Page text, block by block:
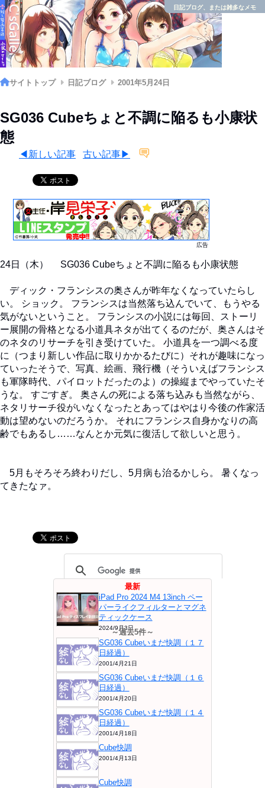
日記ブログ、または雑多なメモ
サイトトップ 日記ブログ 2001年5月24日
SG036 Cubeちょと不調に陥るも小康状
態
◀新しい記事 古い記事▶
広告
24日（木） SG036 Cubeちょと不調に陥るも小康状態
ディック・フランシスの奥さんが昨年なくなっていたらし
い。 ショック。 フランシスは当然落ち込んでいて、もうやる
気がないということ。 フランシスの小説には毎回、ストーリ
ー展開の骨格となる小道具ネタが出てくるのだが、奥さんはそ
のネタのリサーチを引き受けていた。 小道具を一つ調べる度
に（つまり新しい作品に取りかかるたびに）それが趣味になっ
ていったそうで、写真、絵画、飛行機（そういえばフランシス
も軍隊時代、パイロットだったのよ）の操縦までやっていたそ
うな。 すごすぎ。 奥さんの死による落ち込みも当然ながら、
ネタリサーチ役がいなくなったとあってはやはり今後の作家活
動は望めないのだろうか。 それにフランシス自身かなりの高
齢でもあるし……なんとか元気に復活して欲しいと思う。
5月もそろそろ終わりだし、5月病も治るかしら。 暑くなっ
てきたなァ。
最新
iPad Pro 2024 M4 13inch ペー
パーライクフィルターとマグネ
ティックケース
2024/9月3日
～過去5件～
SG036 Cubeいまだ快調（１７
日経過）
2001/4月21日
SG036 Cubeいまだ快調（１６
日経過）
2001/4月20日
SG036 Cubeいまだ快調（１４
日経過）
2001/4月18日
Cube快調
2001/4月13日
Cube快調